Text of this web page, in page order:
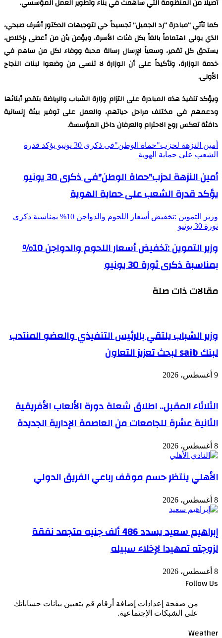
أصيلاً من المنظومة التي ساهمت في بناء وتطوير العمل المؤسسي.
كما تأتي “مبادرة “رد الجميل” تجسيداً حي لتوجيهات الدكتور أشرف صبحي،
الذي يولي اهتماماً بالغاً بكل فئات الأسرة، ويؤمن بأن من أعطى بإخلاص،
يستحق كل تقدير، وسعياً لإرسال رسالة محبة ووفاء لكل من ساهم في
خدمة الوزارة، وتأكيداً على أن الوزارة لا تنسى من وضعوا لبنات النجاح
الأولى.
ويؤكد تنفيذ هذه المبادرة على التزام وزارة الشباب والرياضة بتقدير أبنائها
ودعمهم في مختلف مراحل حياتهم، والعمل على توفير بيئة إنسانية
دافئة تعكس روح الاحترام والعرفان داخل المؤسسة.
أمين النزهة لحزب"حماة الوطن"فى ذكرى 30 يونيو يؤكد قدرة
الشعب على حماية الهوية
أمين النزهة لحزب"حماة الوطن"فى ذكرى 30 يونيو
يؤكد قدرة الشعب على حماية الهوية
وزير التموين :تخفيض أسعار اللحوم والدواجن 10% بمناسبة ذكرى
ثورة 30 يونيو
وزير التموين :تخفيض أسعار اللحوم والدواجن 10%
بمناسبة ذكرى ثورة 30 يونيو
مقالات ذات صلة
وزير الشباب يلتقي بالرئيس التنفيذي والعضو المنتدب
لبنك saib لبحث تعزيز التعاون
9 أغسطس، 2026
الثلاثاء المقبل.. اطلاق شعلة دورة الألعاب الأفريقية
الثانية عشرة للجامعات من العاصمة الإدارية الجديدة
8 أغسطس، 2026
الأهلي ينتظر حسم موقف رباعي الفريق الدولي
8 أغسطس، 2026
إبراهيم سعيد يسدد 486 ألف جنيه متجمد نفقة
لزوجته تمهيدا لإخلاء سبيله
8 أغسطس، 2026
Follow Us
من صفحة إعدادات إضافة أرقام قم بتعيين بيانات حساباتك
على الشبكات الإجتماعية.
Weather